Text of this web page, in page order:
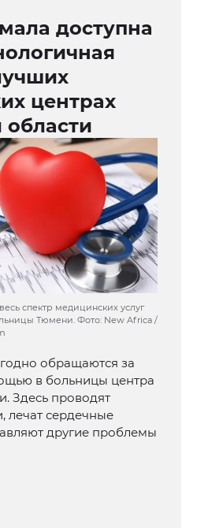
доступна
центрах
спектр медицинских услуг
Тюмени. Фото: New Africa /
обращаются за
в больницы центра
Здесь проводят
лечат сердечные
другие проблемы